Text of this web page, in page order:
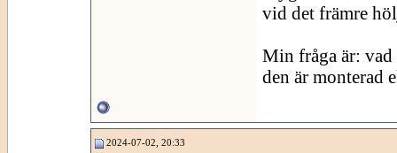
vid det främre
Min fråga är:
den är monterad
2024-07-02, 20:33